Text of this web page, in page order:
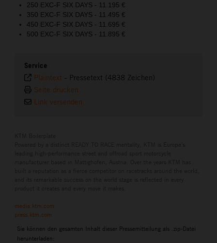
250 EXC-F SIX DAYS - 11.195 €
350 EXC-F SIX DAYS - 11.495 €
450 EXC-F SIX DAYS - 11.695 €
500 EXC-F SIX DAYS - 11.895 €
Service
Plaintext - Pressetext (4838 Zeichen)
Seite drucken
Link versenden
media.ktm.com
press.ktm.com
Sie können den gesamten Inhalt dieser Pressemitteilung als .zip-Datei
herunterladen: